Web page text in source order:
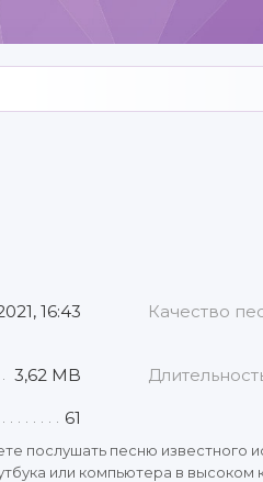
16:43 Качество
3,62 MB
61
послушать песню известного
или компьютера в высоком